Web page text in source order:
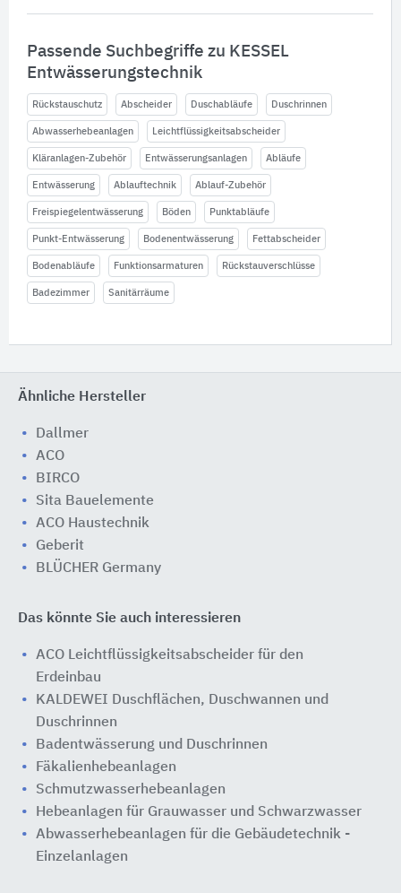
Passende Suchbegriffe zu KESSEL
Entwässerungstechnik
Rückstauschutz Abscheider Duschabläufe Duschrinnen
Abwasserhebeanlagen Leichtflüssigkeitsabscheider
Kläranlagen-Zubehör Entwässerungsanlagen Abläufe
Entwässerung Ablauftechnik Ablauf-Zubehör
Freispiegelentwässerung Böden Punktabläufe
Punkt-Entwässerung Bodenentwässerung Fettabscheider
Bodenabläufe Funktionsarmaturen Rückstauverschlüsse
Badezimmer Sanitärräume
Ähnliche Hersteller
Dallmer
ACO
BIRCO
Sita Bauelemente
ACO Haustechnik
Geberit
BLÜCHER Germany
Das könnte Sie auch interessieren
ACO Leichtflüssigkeitsabscheider für den
Erdeinbau
KALDEWEI Duschflächen, Duschwannen und
Duschrinnen
Badentwässerung und Duschrinnen
Fäkalienhebeanlagen
Schmutzwasserhebeanlagen
Hebeanlagen für Grauwasser und Schwarzwasser
Abwasserhebeanlagen für die Gebäudetechnik -
Einzelanlagen